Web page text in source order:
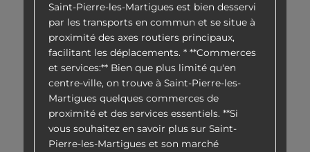
Saint-Pierre-les-Martigues est bien desservi
par les transports en commun et se situe à
proximité des axes routiers principaux,
facilitant les déplacements. * **Commerces
et services:** Bien que plus limité qu'en
centre-ville, on trouve à Saint-Pierre-les-
Martigues quelques commerces de
proximité et des services essentiels. **Si
vous souhaitez en savoir plus sur Saint-
Pierre-les-Martigues et son marché